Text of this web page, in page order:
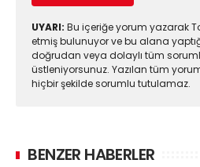
UYARI: Bu içeriğe yorum yazarak
etmiş bulunuyor ve bu alana
doğrudan veya dolaylı tüm
üstleniyorsunuz. Yazılan tüm
hiçbir şekilde sorumlu tutulamaz.
BENZER HABERLER